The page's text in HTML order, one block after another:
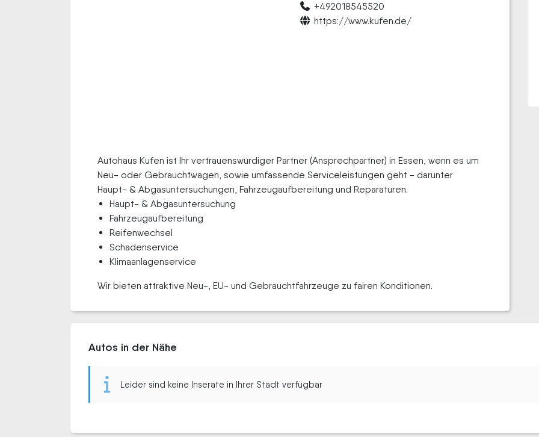
+492018545520
https://www.kufen.de/
Autohaus Kufen ist Ihr vertrauenswürdiger Partner (Ansprechpartner) in Essen, wenn es um
Neu- oder Gebrauchtwagen, sowie umfassende Serviceleistungen geht - darunter
Haupt- & Abgasuntersuchungen, Fahrzeugaufbereitung und Reparaturen.
Haupt- & Abgasuntersuchung
Fahrzeugaufbereitung
Reifenwechsel
Schadenservice
Klimaanlagenservice
Wir bieten attraktive Neu-, EU- und Gebrauchtfahrzeuge zu fairen Konditionen.
Autos in der Nähe
Leider sind keine Inserate in Ihrer Stadt verfügbar